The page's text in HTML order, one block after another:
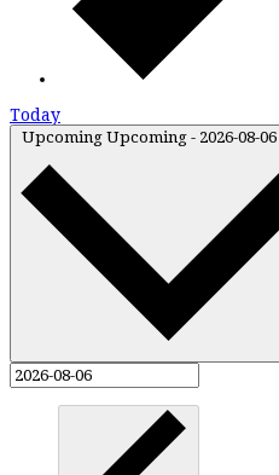
Today
Upcoming Upcoming - 2026-08-06